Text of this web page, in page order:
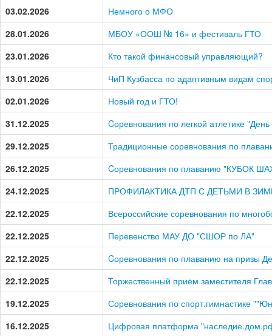
03.02.2026
Немного о МФО
28.01.2026
МБОУ «ООШ № 16» и фестиваль ГТО
23.01.2026
Кто такой финансовый управляющий?
13.01.2026
ЧиП Кузбасса по адаптивным видам
02.01.2026
Новый год и ГТО!
31.12.2025
Cоревнования по легкой атлетике
29.12.2025
Традиционные соревнования по
26.12.2025
Cоревнования по плаванию "КУБОК
24.12.2025
ПРОФИЛАКТИКА ДТП С ДЕТЬМИ В
22.12.2025
Всероссийские соревнования по
22.12.2025
Перевенство МАУ ДО "СШОР по ЛА"
22.12.2025
Cоревнования по плаванию на призы
22.12.2025
Торжественный приём заместителя
19.12.2025
Соревнования по спорт.гимнастике
16.12.2025
Цифровая платформа